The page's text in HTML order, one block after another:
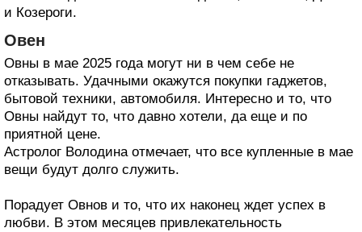
и Козероги.
Овен
Овны в мае 2025 года могут ни в чем себе не
отказывать. Удачными окажутся покупки гаджетов,
бытовой техники, автомобиля. Интересно и то, что
Овны найдут то, что давно хотели, да еще и по
приятной цене.
Астролог Володина отмечает, что все купленные в мае
вещи будут долго служить.
Порадует Овнов и то, что их наконец ждет успех в
любви. В этом месяцев привлекательность